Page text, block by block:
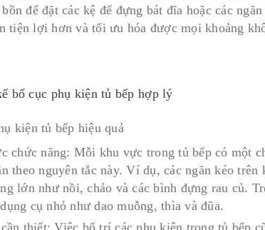
để đặt các kệ để đựng bát đĩa hoặc các
tiện lợi hơn và tối ưu hóa được mọi khoảng
bố cục phụ kiện tủ bếp hợp lý
chức năng: Mỗi khu vực trong tủ bếp có một
theo nguyên tắc này. Ví dụ, các ngăn kéo
lớn như nồi, chảo và các bình đựng rau củ.
cụ nhỏ như dao muỗng, thìa và đũa.